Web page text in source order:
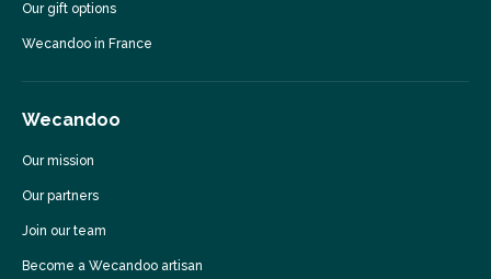
Our gift options
Wecandoo in France
Wecandoo
Our mission
Our partners
Join our team
Become a Wecandoo artisan